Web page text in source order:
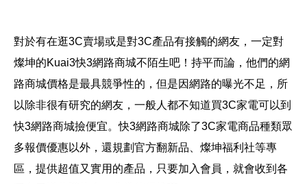
對於有在逛3C賣場或是對3C產品有接觸的網友，一定對
燦坤的Kuai3快3網路商城不陌生吧！持平而論，他們的網
路商城價格是最具競爭性的，但是因網路的曝光不足，所
以除非很有研究的網友，一般人都不知道買3C家電可以到
快3網路商城撿便宜。快3網路商城除了3C家電商品種類眾
多報價優惠以外，還規劃官方翻新品、燦坤福利社等專
區，提供超值又實用的產品，只要加入會員，就會收到各